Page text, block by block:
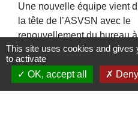
Une nouvelle équipe vient
la tête de l’ASVSN avec le
renouvellement du bureau
This site uses cookies and gives
to activate
OK, accept all